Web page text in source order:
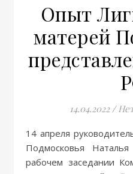
Опыт
матерей
14.04.2022 /
14 апреля руководитель Лиги молодых матерей
Подмосковья
рабочем заседании